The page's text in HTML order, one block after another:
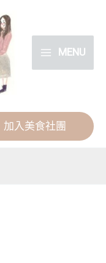
MENU
加入美食社團